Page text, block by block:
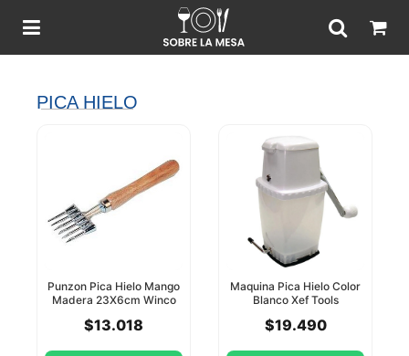
PICA HIELO
Punzon Pica Hielo Mango
Madera 23X6cm Winco
$13.018
Maquina Pica Hielo Color
Blanco Xef Tools
$19.490